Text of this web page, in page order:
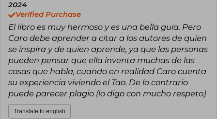
Australia, and Europe, learning with a shaman in
Ecuador and with tantra teachers in Costa Rica.
From there, I dedicated myself to following and
embodying all the wisdom I found on my travels.
I began to study everything that ignited my
heart and came to yoga, tantra, and Tao, which
today I love and guide my life. I feel that my
mission is to put words to the language of
nature and the Universe. Today I am a teacher of
meditation, yoga, and feminine wisdom. But,
above all, I am a being who never wants to
forget that it has a soul that guides it at every
2024
Verified Purchase
El libro es muy hermoso y es una bella guia. Pero
Caro debe aprender a citar a los autores de quien
se inspira y de quien aprende, ya que las personas
pueden pensar que ella inventa muchas de las
cosas que habla, cuando en realidad Caro cuenta
su experiencia viviendo el Tao. De lo contrario
puede parecer plagio (lo digo con mucho respeto)
Translate to english